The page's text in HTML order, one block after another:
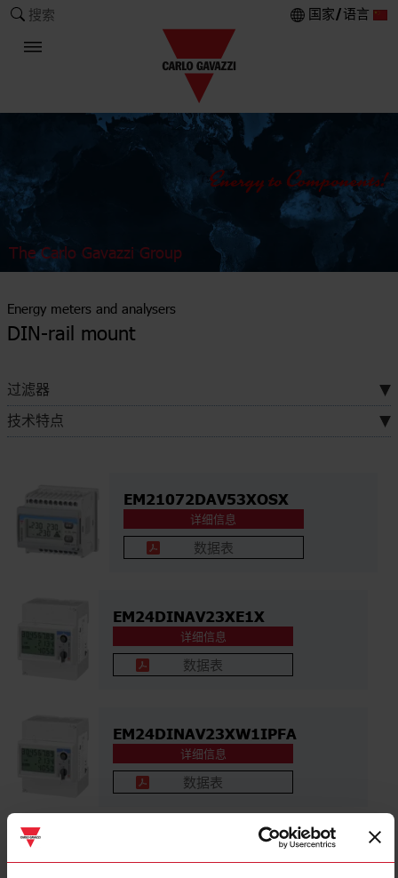
搜索 国家/语言
The Carlo Gavazzi Group
Energy meters and analysers
DIN-rail mount
过滤器
技术特点
EM21072DAV53XOSX
详细信息
数据表
EM24DINAV23XE1X
详细信息
数据表
EM24DINAV23XW1IPFA
详细信息
数据表